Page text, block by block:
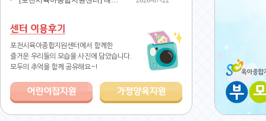
포천시육아종합지원센터에서 함께한
즐거운 우리들의 모습을 사진에 담았습니다.
모두의 추억을 함께 공유해요~!